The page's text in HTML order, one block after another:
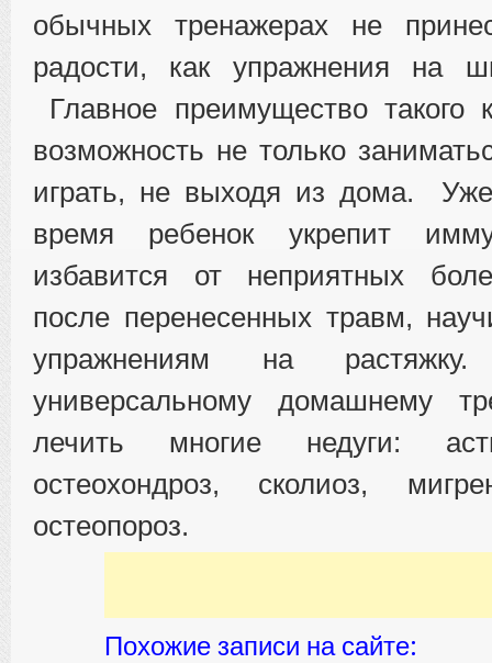
обычных тренажерах не
радости, как упражнения на
Главное преимущество такого
возможность не только
играть, не выходя из дома. Уже
время ребенок укрепит
избавится от неприятных
после перенесенных травм,
упражнениям на
универсальному домашнему
лечить многие недуги:
остеохондроз, сколиоз,
остеопороз.
Похожие записи на сайте: